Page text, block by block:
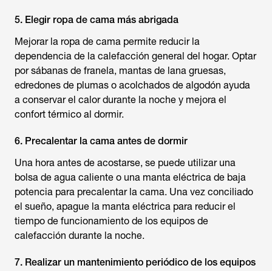
5. Elegir ropa de cama más abrigada
Mejorar la ropa de cama permite reducir la
dependencia de la calefacción general del hogar. Optar
por sábanas de franela, mantas de lana gruesas,
edredones de plumas o acolchados de algodón ayuda
a conservar el calor durante la noche y mejora el
confort térmico al dormir.
6. Precalentar la cama antes de dormir
Una hora antes de acostarse, se puede utilizar una
bolsa de agua caliente o una manta eléctrica de baja
potencia para precalentar la cama. Una vez conciliado
el sueño, apague la manta eléctrica para reducir el
tiempo de funcionamiento de los equipos de
calefacción durante la noche.
7. Realizar un mantenimiento periódico de los equipos